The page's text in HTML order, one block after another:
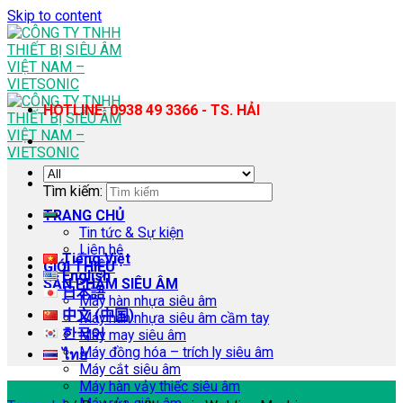
Skip to content
TRANG CHỦ
Tin tức & Sự kiện
Liên hệ
GIỚI THIỆU
SẢN PHẨM SIÊU ÂM
Máy hàn nhựa siêu âm
Máy hàn nhựa siêu âm cầm tay
Máy may siêu âm
Máy đồng hóa – trích ly siêu âm
Máy cắt siêu âm
Máy hàn vảy thiếc siêu âm
HOTLINE: 0938 49 3366 - TS. HẢI
Tìm kiếm:
Tiếng Việt
English
日本語
中文 (中国)
한국어
ไทย